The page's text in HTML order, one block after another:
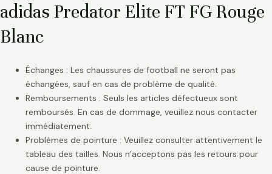
adidas Predator Elite FT FG Rouge
Blanc
Échanges : Les chaussures de football ne seront pas
échangées, sauf en cas de problème de qualité.
Remboursements : Seuls les articles défectueux sont
remboursés. En cas de dommage, veuillez nous contacter
immédiatement.
Problèmes de pointure : Veuillez consulter attentivement le
tableau des tailles. Nous n’acceptons pas les retours pour
cause de pointure.